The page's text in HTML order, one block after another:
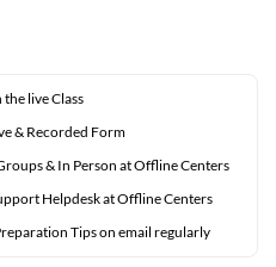
live Class
& Recorded Form
& In Person at Offline Centers
Helpdesk at Offline Centers
Tips on email regularly